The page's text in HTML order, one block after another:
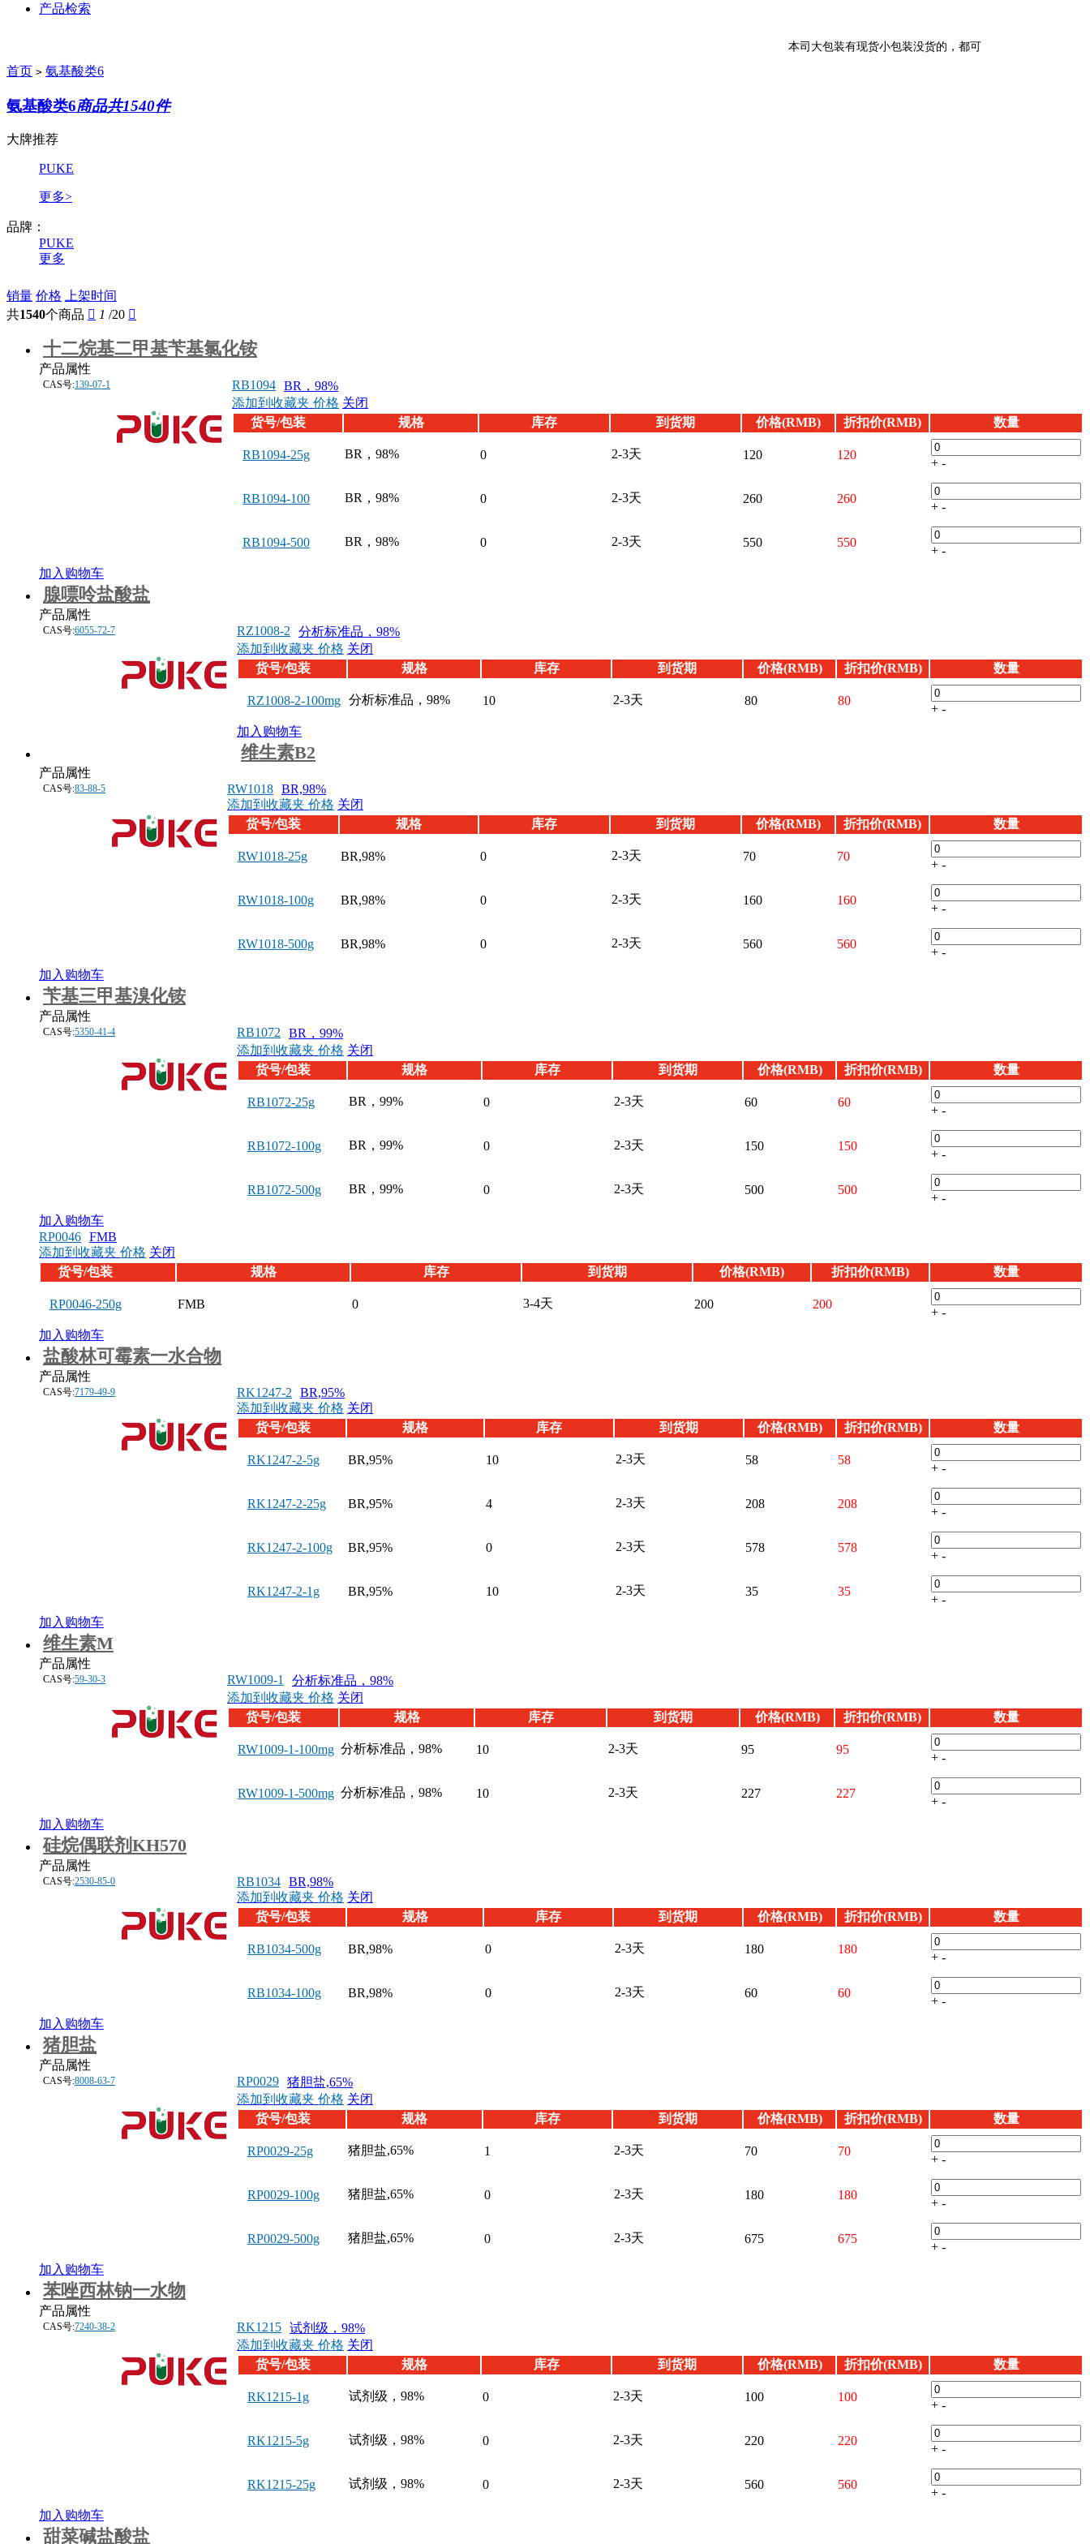
产品检索
本司大包装有现货小包装没货的，都可以当天拆分小包装发货。
首页 > 氨基酸类6
氨基酸类6商品共1540件
大牌推荐
PUKE
更多>
品牌：
PUKE
更多
销量 价格 上架时间
共1540个商品  1 /20 
十二烷基二甲基苄基氯化铵
产品属性
CAS号:139-07-1 RB1094 BR，98%
添加到收藏夹 价格 关闭
货号/包装
规格 库存 到货期 价格(RMB) 折扣价(RMB) 数量
RB1094-25g BR，98% 0 2-3天 120 120
+ -
RB1094-100 BR，98% 0 2-3天 260 260
+ -
RB1094-500 BR，98% 0 2-3天 550 550
+ -
加入购物车
腺嘌呤盐酸盐
产品属性
CAS号:6055-72-7 RZ1008-2 分析标准品，98%
添加到收藏夹 价格 关闭
货号/包装
规格 库存 到货期 价格(RMB) 折扣价(RMB) 数量
RZ1008-2-100mg 分析标准品，98% 10 2-3天 80 80
+ -
加入购物车
维生素B2
产品属性
CAS号:83-88-5 RW1018 BR,98%
添加到收藏夹 价格 关闭
货号/包装
规格 库存 到货期 价格(RMB) 折扣价(RMB) 数量
RW1018-25g BR,98% 0 2-3天 70 70
+ -
RW1018-100g BR,98% 0 2-3天 160 160
+ -
RW1018-500g BR,98% 0 2-3天 560 560
+ -
加入购物车
苄基三甲基溴化铵
产品属性
CAS号:5350-41-4 RB1072 BR，99%
添加到收藏夹 价格 关闭
货号/包装
规格 库存 到货期 价格(RMB) 折扣价(RMB) 数量
RB1072-25g BR，99% 0 2-3天 60 60
+ -
RB1072-100g BR，99% 0 2-3天 150 150
+ -
RB1072-500g BR，99% 0 2-3天 500 500
+ -
加入购物车
RP0046 FMB
添加到收藏夹 价格 关闭
货号/包装
规格 库存 到货期 价格(RMB) 折扣价(RMB) 数量
RP0046-250g FMB 0 3-4天 200 200
+ -
加入购物车
盐酸林可霉素一水合物
产品属性
CAS号:7179-49-9 RK1247-2 BR,95%
添加到收藏夹 价格 关闭
货号/包装
规格 库存 到货期 价格(RMB) 折扣价(RMB) 数量
RK1247-2-5g BR,95% 10 2-3天 58 58
+ -
RK1247-2-25g BR,95% 4 2-3天 208 208
+ -
RK1247-2-100g BR,95% 0 2-3天 578 578
+ -
RK1247-2-1g BR,95% 10 2-3天 35 35
+ -
加入购物车
维生素M
产品属性
CAS号:59-30-3 RW1009-1
分析标准品，98%
添加到收藏夹 价格 关闭
货号/包装
规格 库存 到货期 价格(RMB) 折扣价(RMB) 数量
RW1009-1-100mg 分析标准品，98% 10 2-3天 95 95
+ -
RW1009-1-500mg 分析标准品，98% 10 2-3天 227 227
+ -
加入购物车
硅烷偶联剂KH570
产品属性
CAS号:2530-85-0 RB1034 BR,98%
添加到收藏夹 价格 关闭
货号/包装
规格 库存 到货期 价格(RMB) 折扣价(RMB) 数量
RB1034-500g BR,98% 0 2-3天 180 180
+ -
RB1034-100g BR,98% 0 2-3天 60 60
+ -
加入购物车
猪胆盐
产品属性
CAS号:8008-63-7 RP0029 猪胆盐,65%
添加到收藏夹 价格 关闭
货号/包装
规格 库存 到货期 价格(RMB) 折扣价(RMB) 数量
RP0029-25g 猪胆盐,65% 1 2-3天 70 70
+ -
RP0029-100g 猪胆盐,65% 0 2-3天 180 180
+ -
RP0029-500g 猪胆盐,65% 0 2-3天 675 675
+ -
加入购物车
苯唑西林钠一水物
产品属性
CAS号:7240-38-2 RK1215 试剂级，98%
添加到收藏夹 价格 关闭
货号/包装
规格 库存 到货期 价格(RMB) 折扣价(RMB) 数量
RK1215-1g 试剂级，98% 0 2-3天 100 100
+ -
RK1215-5g 试剂级，98% 0 2-3天 220 220
+ -
RK1215-25g 试剂级，98% 0 2-3天 560 560
+ -
加入购物车
甜菜碱盐酸盐